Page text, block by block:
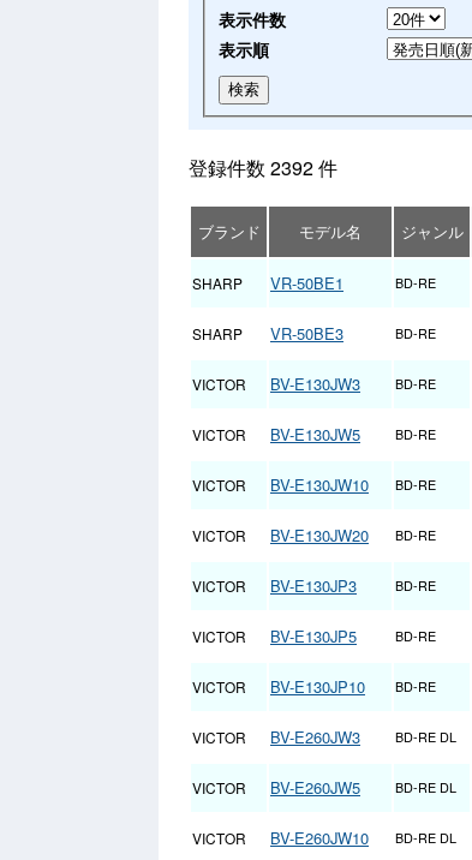
表示件数
表示順
登録件数 2392 件
ブランド モデル名 ジャンル
SHARP VR-50BE1 BD-RE
SHARP VR-50BE3 BD-RE
VICTOR BV-E130JW3 BD-RE
VICTOR BV-E130JW5 BD-RE
VICTOR BV-E130JW10 BD-RE
VICTOR BV-E130JW20 BD-RE
VICTOR BV-E130JP3 BD-RE
VICTOR BV-E130JP5 BD-RE
VICTOR BV-E130JP10 BD-RE
VICTOR BV-E260JW3 BD-RE DL
VICTOR BV-E260JW5 BD-RE DL
VICTOR BV-E260JW10 BD-RE DL